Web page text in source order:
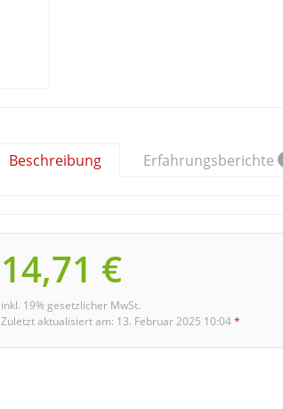
Beschreibung Erfahrungsberichte
14,71 €
inkl. 19% gesetzlicher MwSt.
Zuletzt aktualisiert am: 13. Februar 2025 10:04*